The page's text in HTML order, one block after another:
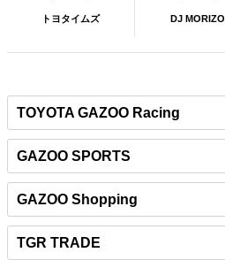
トヨタイムズ DJ MORIZO
TOYOTA GAZOO Racing
GAZOO SPORTS
GAZOO Shopping
TGR TRADE